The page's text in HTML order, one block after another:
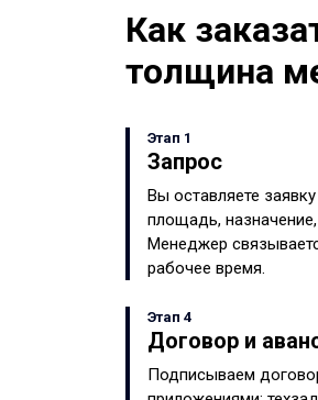
Как
толщина
Этап 1
Запрос
Вы оставляете
площадь,
Менеджер
рабочее время.
Этап 4
Договор и
Подписываем